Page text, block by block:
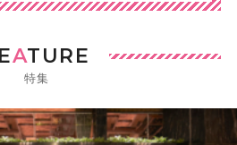
ATURE
特集